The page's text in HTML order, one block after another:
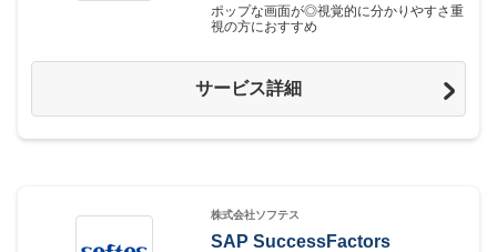
ポップな画面が◎視覚的に分かりやすさ重
視の方におすすめ
サービス詳細
株式会社ソフテス
SAP SuccessFactors